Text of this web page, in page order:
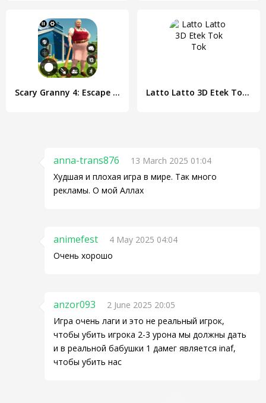
Scary Granny 4: Escape Games Latto Latto 3D Etek Tok Tok
anna-trans876
13 March 2025 01:04
Худшая и плохая игра в мире. Так много
рекламы. О мой Аллах
animefest
4 May 2025 04:04
Очень хорошо
anzor093
2 June 2025 20:05
Игра очень лаги и это не реальный игрок,
чтобы убить игрока 2-3 урона мы должны дать
и в реальной бабушки 1 дамег является inaf,
чтобы убить нас